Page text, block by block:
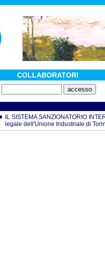
COLLABORATORI
IL SISTEMA SANZIONATORIO
legale dell'Unione Industriale di